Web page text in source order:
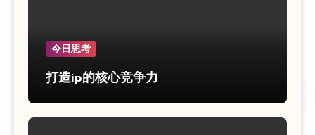
今日思考
打造ip的核心竞争力